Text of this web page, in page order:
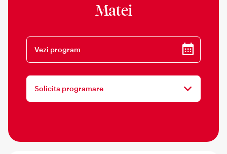
Matei
Vezi program
Solicita programare